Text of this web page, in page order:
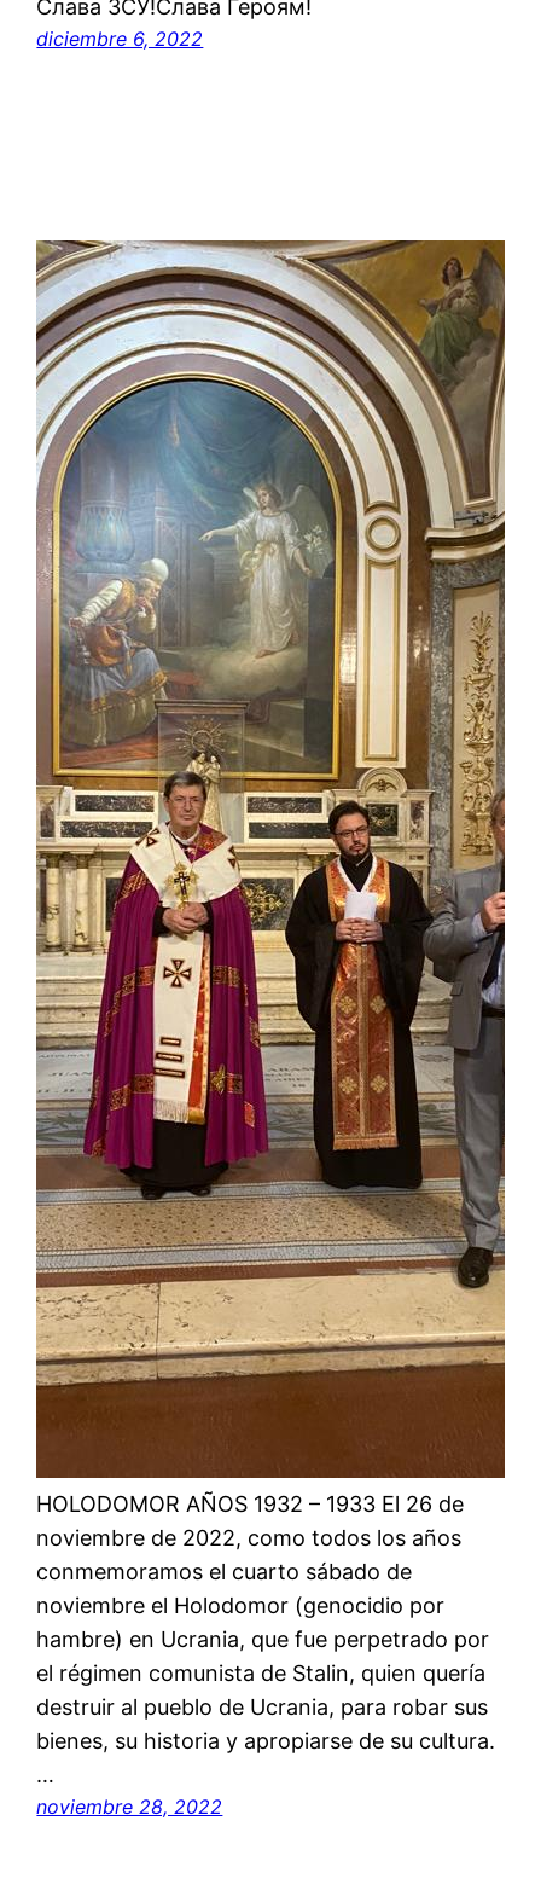
Слава ЗСУ!Слава Героям!
diciembre 6, 2022
HOLODOMOR AÑOS 1932 – 1933 El 26 de
noviembre de 2022, como todos los años
conmemoramos el cuarto sábado de
noviembre el Holodomor (genocidio por
hambre) en Ucrania, que fue perpetrado por
el régimen comunista de Stalin, quien quería
destruir al pueblo de Ucrania, para robar sus
bienes, su historia y apropiarse de su cultura.
…
noviembre 28, 2022